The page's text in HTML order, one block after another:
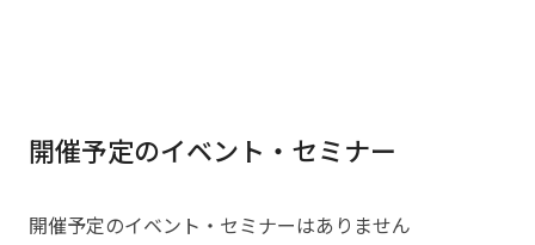
開催予定のイベント・セミナー
開催予定のイベント・セミナーはありません